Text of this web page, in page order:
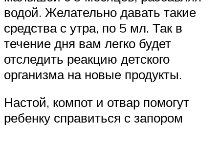
водой. Желательно давать такие
средства с утра, по 5 мл. Так в
течение дня вам легко будет
отследить реакцию детского
организма на новые продукты.
Настой, компот и отвар помогут
ребенку справиться с запором